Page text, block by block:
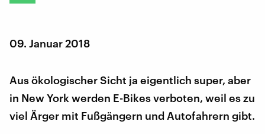
09. Januar 2018
Aus ökologischer Sicht ja eigentlich super, aber
in New York werden E-Bikes verboten, weil es zu
viel Ärger mit Fußgängern und Autofahrern gibt.